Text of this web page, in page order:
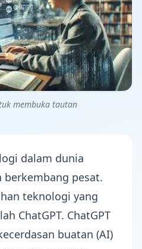
membuka tautan
dalam dunia
berkembang pesat.
teknologi yang
ChatGPT. ChatGPT
buatan (AI)